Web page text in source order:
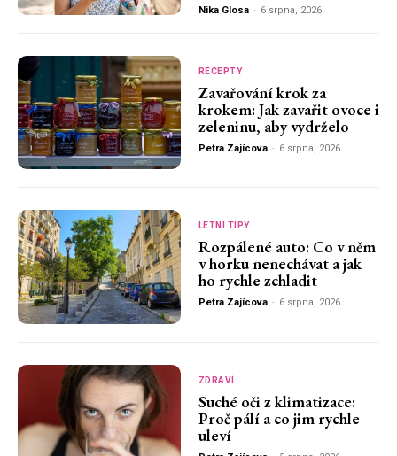
Nika Glosa - 6 srpna, 2026
RECEPTY
Zavařování krok za
krokem: Jak zavařit ovoce i
zeleninu, aby vydrželo
Petra Zajícova - 6 srpna, 2026
LETNÍ TIPY
Rozpálené auto: Co v něm
v horku nenechávat a jak
ho rychle zchladit
Petra Zajícova - 6 srpna, 2026
ZDRAVÍ
Suché oči z klimatizace:
Proč pálí a co jim rychle
uleví